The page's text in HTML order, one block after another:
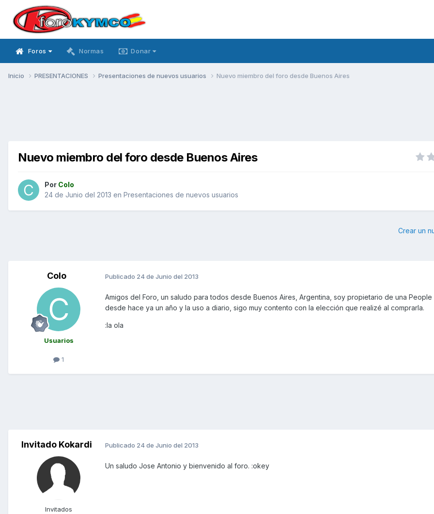
Foros Normas Donar
Inicio PRESENTACIONES Presentaciones de nuevos usuarios Nuevo miembro del foro desde Buenos Aires
Nuevo miembro del foro desde Buenos Aires
Por Colo
24 de Junio del 2013 en Presentaciones de nuevos usuarios
Crear un
Colo
Usuarios
1
Publicado 24 de Junio del 2013
Amigos del Foro, un saludo para todos desde Buenos Aires, Argentina, soy propietario de una People
desde hace ya un año y la uso a diario, sigo muy contento con la elección que realizé al comprarla.
:la ola
Invitado Kokardi
Invitados
Publicado 24 de Junio del 2013
Un saludo Jose Antonio y bienvenido al foro. :okey